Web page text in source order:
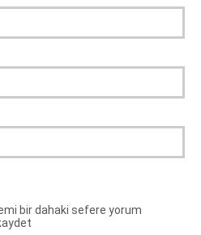
bir dahaki sefere yorum